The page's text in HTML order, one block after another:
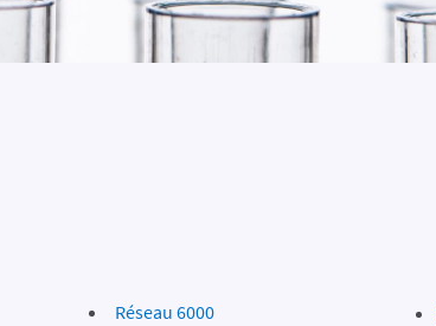
Réseau 6000